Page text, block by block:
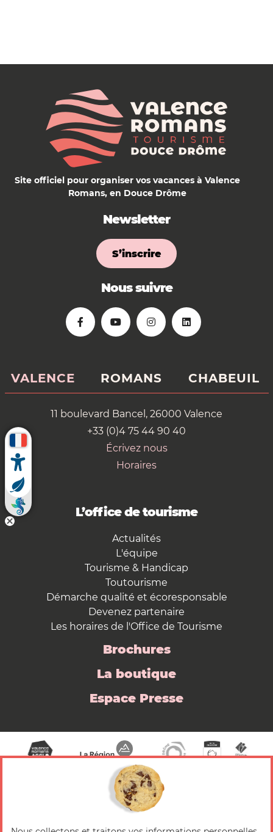
Site officiel pour organiser vos vacances à Valence
Romans, en Douce Drôme
Newsletter
S’inscrire
Nous suivre
VALENCE ROMANS CHABEUIL
11 boulevard Bancel, 26000 Valence
+33 (0)4 75 44 90 40
Écrivez nous
Horaires
L’office de tourisme
Actualités
L'équipe
Tourisme & Handicap
Toutourisme
Démarche qualité et écoresponsable
Devenez partenaire
Les horaires de l'Office de Tourisme
Brochures
La boutique
Espace Presse